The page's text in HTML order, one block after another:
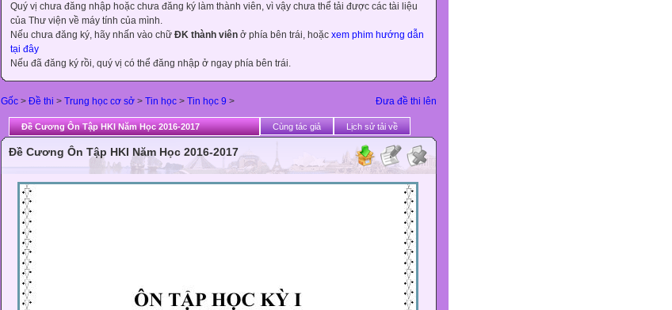
Quý vị chưa đăng nhập hoặc chưa đăng ký làm thành viên, vì vậy chưa thể tải được các tài liệu
của Thư viện về máy tính của mình.
Nếu chưa đăng ký, hãy nhấn vào chữ ĐK thành viên ở phía bên trái, hoặc xem phim hướng dẫn
tại đây
Nếu đã đăng ký rồi, quý vị có thể đăng nhập ở ngay phía bên trái.
Đưa đề thi lên
Gốc > Đề thi > Trung học cơ sở > Tin học > Tin học 9 >
Đề Cương Ôn Tập HKI Năm Học 2016-2017 Cùng tác giả Lịch sử tải về
Đề Cương Ôn Tập HKI Năm Học 2016-2017